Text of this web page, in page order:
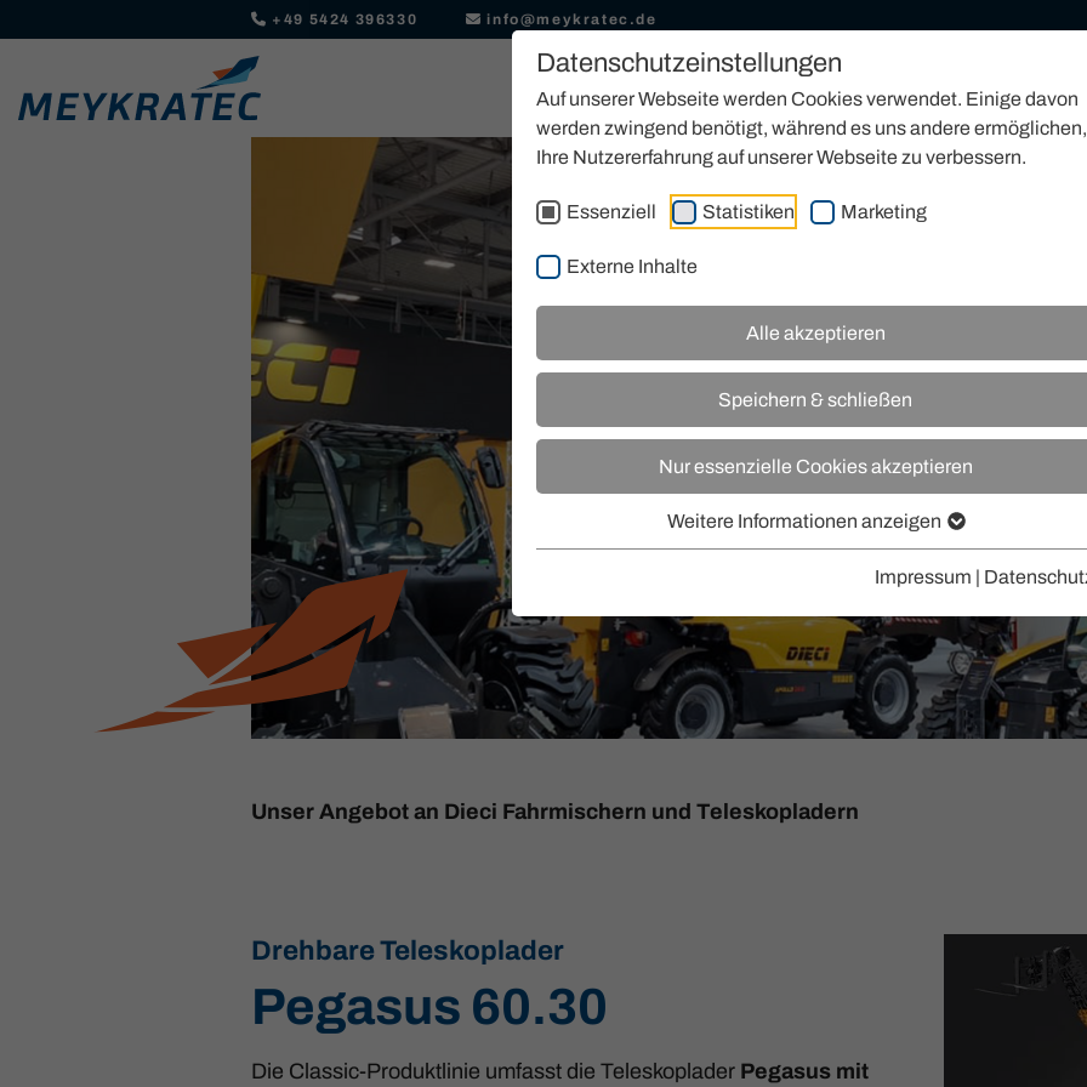
Datenschutzeinstellungen
Auf unserer Webseite werden Cookies verwendet. Einige davon
werden zwingend benötigt, während es uns andere ermöglichen,
Ihre Nutzererfahrung auf unserer Webseite zu verbessern.
Essenziell Statistiken Marketing
Externe Inhalte
Alle akzeptieren
Speichern & schließen
Nur essenzielle Cookies akzeptieren
Weitere Informationen anzeigen
Impressum |
+49 5424 396330 info@meykratec.de
KAUFEN MIETEN SERVICE INDUSTRIEKRANTECHNIK
Unser Angebot an Dieci Fahrmischern und Teleskopladern
Drehbare Teleskoplader
Pegasus 60.30
Die Classic-Produktlinie umfasst die Teleskoplader Pegasus mit